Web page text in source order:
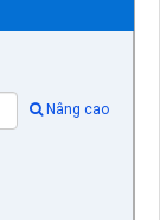
Nâng cao